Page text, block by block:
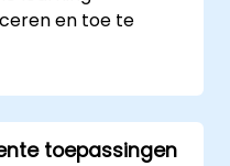
en toe te
en te
en
verschillende
toepassingen